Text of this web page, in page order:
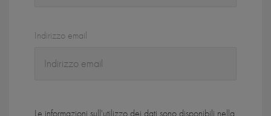
Indirizzo email
Le informazioni sull'utilizzo dei dati sono disponibili nella